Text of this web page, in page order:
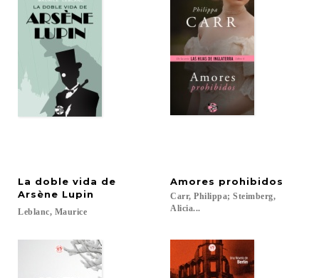
La doble vida de
Arsène Lupin
Leblanc, Maurice
Amores prohibidos
Carr, Philippa; Steimberg,
Alicia...